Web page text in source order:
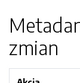
zmian